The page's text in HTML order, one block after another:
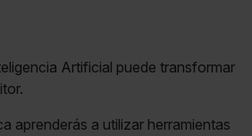
Artificial puede transformar
aprenderás a utilizar herramientas